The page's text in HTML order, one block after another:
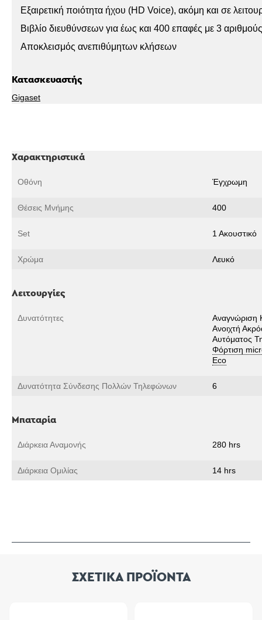
Εξαιρετική ποιότητα ήχου (HD Voice), ακόμη και σε
Βιβλίο διευθύνσεων για έως και 400 επαφές με 3
Αποκλεισμός ανεπιθύμητων κλήσεων
Κατασκευαστής
Gigaset
Χαρακτηριστικά
Οθόνη Έγχρωμη
Θέσεις Μνήμης 400
Set 1 Ακουστικό
Χρώμα Λευκό
Λειτουργίες
Δυνατότητες
Αναγνώριση
Ανοιχτή
Αυτόματος
Φόρτιση
Eco
Δυνατότητα Σύνδεσης Πολλών Τηλεφώνων 6
Μπαταρία
Διάρκεια Αναμονής 280 hrs
Διάρκεια Ομιλίας 14 hrs
ΣΧΕΤΙΚΑ ΠΡΟΪΟΝΤΑ